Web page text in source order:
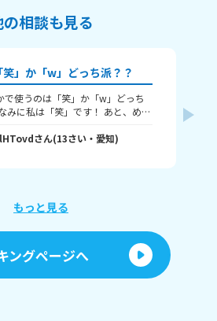
相談も見る
」か「w」どっち派？？
で使うのは「笑」か「w」どっち
みに私は「笑」です！ あと、めっ
、wwwなど）
さん(13さい・ 愛知)
もっと見る
ングページへ